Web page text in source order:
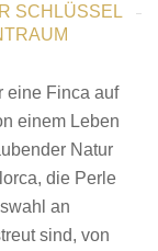
SCHLÜSSEL
eine Finca auf
einem Leben
Natur
die Perle
an
sind, von